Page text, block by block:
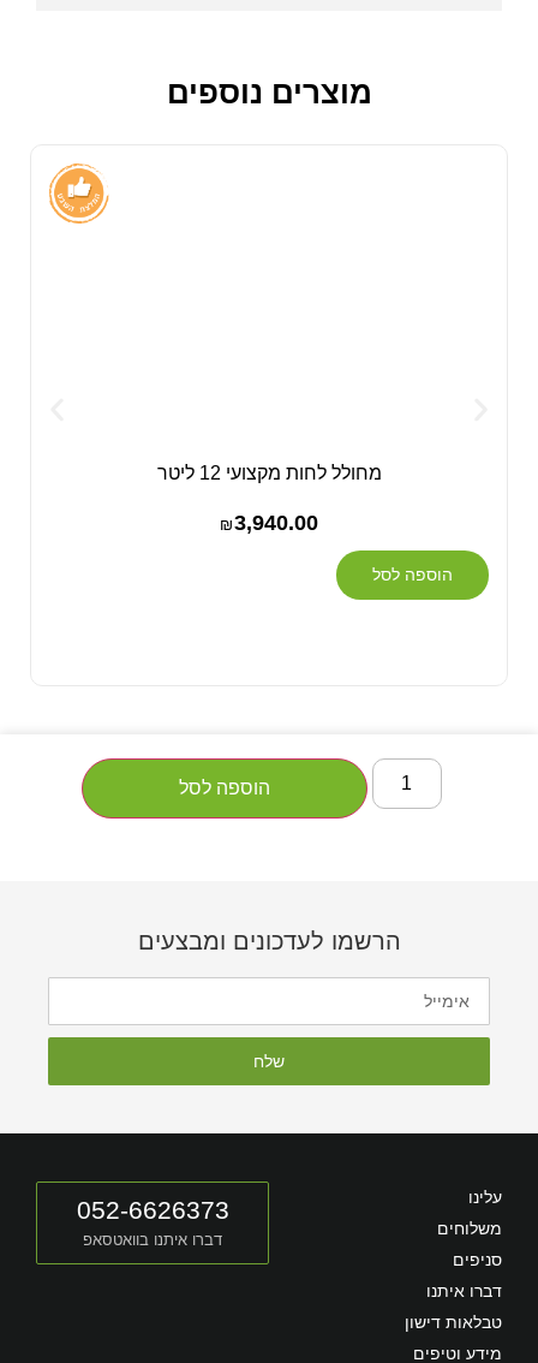
מוצרים נוספים
מחולל לחות מקצועי 12 ליטר
₪3,940.00
הוספה לסל
הוספה לסל
הרשמו לעדכונים ומבצעים
שלח
עלינו
משלוחים
סניפים
דברו איתנו
טבלאות דישון
מידע וטיפים
052-6626373
דברו איתנו בוואטסאפ